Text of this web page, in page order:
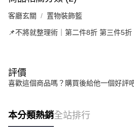
客廳玄關 置物裝飾籃
📌不將就整理術｜第二件8折 第三件5折
評價
喜歡這個商品嗎？購買後給他一個好評
本分類熱銷全站排行